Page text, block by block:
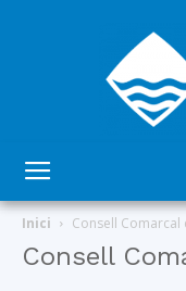
Inici Consell Comarcal
Consell